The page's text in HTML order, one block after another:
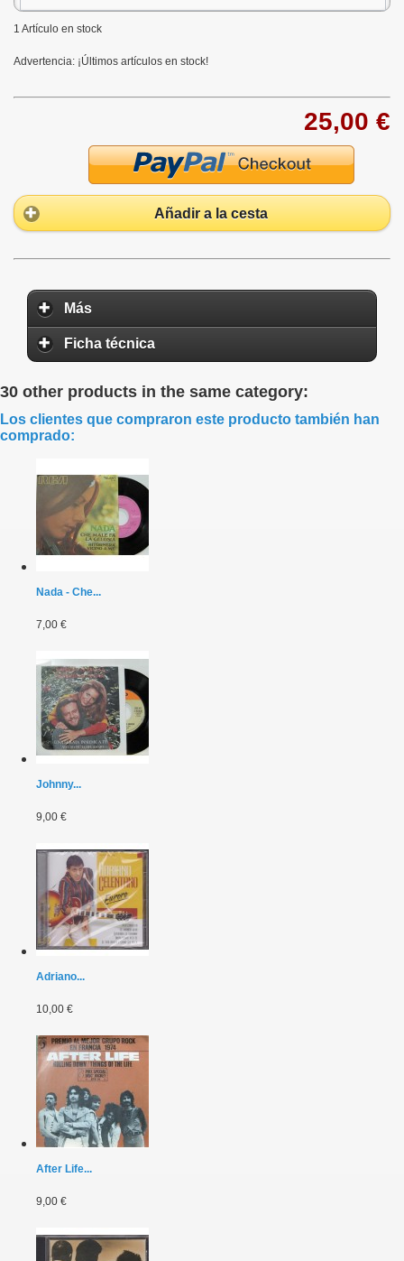
1 Artículo en stock
Advertencia: ¡Últimos artículos en stock!
25,00 €
Añadir a la cesta
Más
Ficha técnica
30 other products in the same category:
Los clientes que compraron este producto también han
comprado:
Nada - Che...
7,00 €
Johnny...
9,00 €
Adriano...
10,00 €
After Life...
9,00 €